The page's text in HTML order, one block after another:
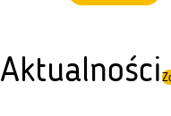
Aktualności